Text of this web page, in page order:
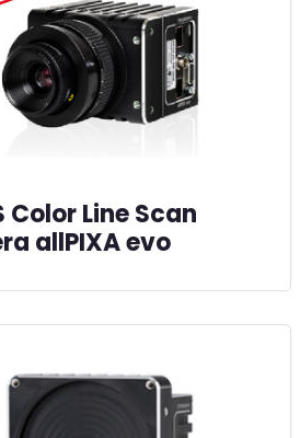
Color Line Scan
allPIXA evo